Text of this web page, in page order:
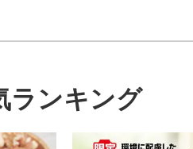
ランキング